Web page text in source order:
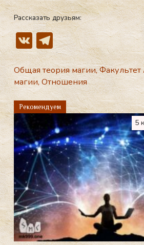
Рассказать друзьям:
V
K
T
el
e
gr
a
m
Общая теория магии,
магии,Отношения
Рекомендуем
5